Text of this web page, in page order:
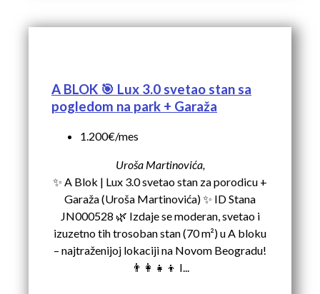
A BLOK 🎯 Lux 3.0 svetao stan sa
pogledom na park + Garaža
1.200€/mes
Uroša Martinovića,
✨ A Blok | Lux 3.0 svetao stan za porodicu +
Garaža (Uroša Martinovića) ✨ ID Stana
JN000528 🌿 Izdaje se moderan, svetao i
izuzetno tih trosoban stan (70 m²) u A bloku
– najtraženijoj lokaciji na Novom Beogradu!
👨‍👩‍👧‍👦 I...